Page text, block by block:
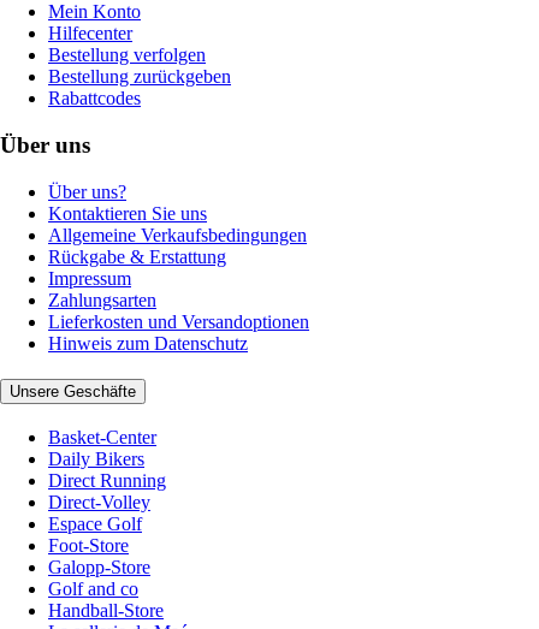
Mein Konto
Hilfecenter
Bestellung verfolgen
Bestellung zurückgeben
Rabattcodes
Über uns
Über uns?
Kontaktieren Sie uns
Allgemeine Verkaufsbedingungen
Rückgabe & Erstattung
Impressum
Zahlungsarten
Lieferkosten und Versandoptionen
Hinweis zum Datenschutz
Unsere Geschäfte
Basket-Center
Daily Bikers
Direct Running
Direct-Volley
Espace Golf
Foot-Store
Galopp-Store
Golf and co
Handball-Store